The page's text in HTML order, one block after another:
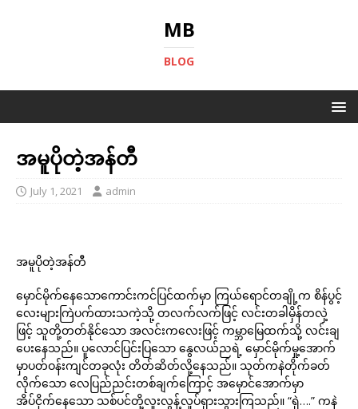
MB
BLOG
အမူပိုတဲ့အန်တီ
July 1, 2021 admin
အမူပိုတဲ့အန်တီ
မှောင်မိုက်နေသောကောင်းကင်ပြင်ထက်မှာ ကြယ်ရောင်တချို့က စိန်ပွင့်
လေးများကြဲပက်ထားသကဲ့သို့ တလက်လက်ဖြင့် လင်းတခါမှိန်တလှဲ့
ဖြင့် သူတို့တတ်နိုင်သော အလင်းကလေးဖြင့် ကမ္ဘာမြေထက်သို့ လင်းချ
ပေးနေသည်။ ပူလောင်ပြင်းပြသော နွေလယ်ညရဲ့ မှောင်မိုက်မှု့အောက်
မှာပတ်ဝန်းကျင်တခုလုံး တိတ်ဆိတ်လို့နေသည်။ သုတ်ကနဲတိုက်ခတ်
လိုက်သော လေပြည်ညင်းတစ်ချက်ကြောင့် အမှောင်အောက်မှာ
အိပ်ငိုက်နေသော သစ်ပင်တို့လူးလွန့်လှုပ်ရှားသွားကြသည်။ “ရှဲ….” ကနဲ